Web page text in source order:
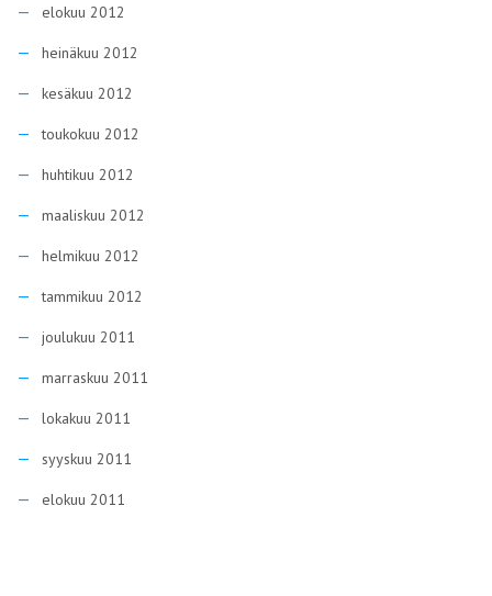
elokuu 2012
heinäkuu 2012
kesäkuu 2012
toukokuu 2012
huhtikuu 2012
maaliskuu 2012
helmikuu 2012
tammikuu 2012
joulukuu 2011
marraskuu 2011
lokakuu 2011
syyskuu 2011
elokuu 2011